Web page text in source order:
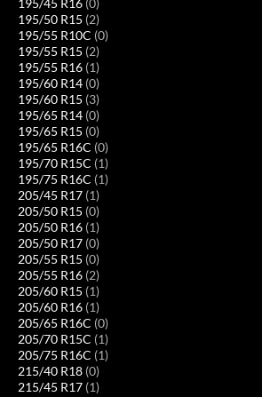
195/45 R16 (0)
195/50 R15 (2)
195/55 R10C (0)
195/55 R15 (2)
195/55 R16 (1)
195/60 R14 (0)
195/60 R15 (3)
195/65 R14 (0)
195/65 R15 (0)
195/65 R16C (0)
195/70 R15C (1)
195/75 R16C (1)
205/45 R17 (1)
205/50 R15 (0)
205/50 R16 (1)
205/50 R17 (0)
205/55 R15 (0)
205/55 R16 (2)
205/60 R15 (1)
205/60 R16 (1)
205/65 R16C (0)
205/70 R15C (1)
205/75 R16C (1)
215/40 R18 (0)
215/45 R17 (1)